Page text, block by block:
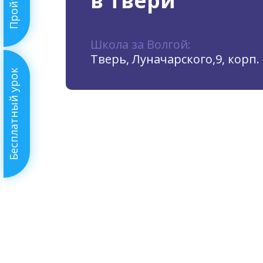
Бесплатный урок
Школа за Волгой:
Тверь, Луначарского,9, корп.